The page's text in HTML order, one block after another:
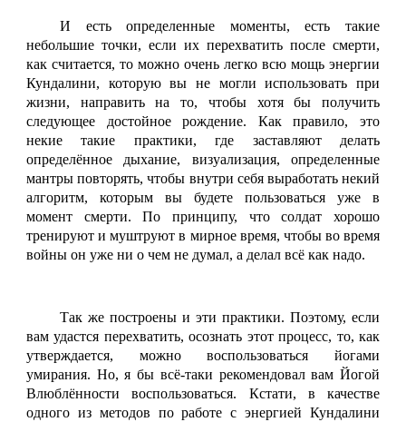
И есть определенные моменты, есть такие
небольшие точки, если их перехватить после смерти,
как считается, то можно очень легко всю мощь энергии
Кундалини, которую вы не могли использовать при
жизни, направить на то, чтобы хотя бы получить
следующее достойное рождение. Как правило, это
некие такие практики, где заставляют делать
определённое дыхание, визуализация, определенные
мантры повторять, чтобы внутри себя выработать некий
алгоритм, которым вы будете пользоваться уже в
момент смерти. По принципу, что солдат хорошо
тренируют и муштруют в мирное время, чтобы во время
войны он уже ни о чем не думал, а делал всё как надо.
Так же построены и эти практики. Поэтому, если
вам удастся перехватить, осознать этот процесс, то, как
утверждается, можно воспользоваться йогами
умирания. Но, я бы всё-таки рекомендовал вам Йогой
Влюблённости воспользоваться. Кстати, в качестве
одного из методов по работе с энергией Кундалини